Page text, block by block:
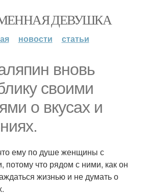
ДЕВУШКА
новости статьи
вновь
своими
о вкусах и
ему по душе женщины с
что рядом с ними, как он
жизнью и не думать о